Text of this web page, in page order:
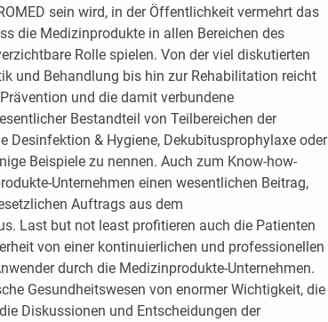
sein wird, in der Öffentlichkeit vermehrt das
die Medizinprodukte in allen Bereichen des
Rolle spielen. Von der viel diskutierten
und Behandlung bis hin zur Rehabilitation reicht
und die damit verbundene
Bestandteil von Teilbereichen der
Desinfektion & Hygiene, Dekubitusprophylaxe oder
Beispiele zu nennen. Auch zum Know-how-
Unternehmen einen wesentlichen Beitrag,
Auftrags aus dem
Last but not least profitieren auch die Patienten
von einer kontinuierlichen und professionellen
durch die Medizinprodukte-Unternehmen.
Gesundheitswesen von enormer Wichtigkeit, die
Diskussionen und Entscheidungen der